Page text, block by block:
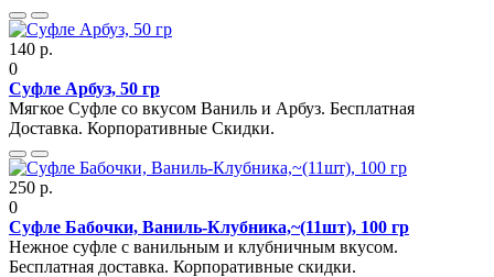
140 р.
0
Суфле Арбуз, 50 гр
Мягкое Суфле со вкусом Ваниль и Арбуз. Бесплатная
Доставка. Корпоративные Скидки.
250 р.
0
Суфле Бабочки, Ваниль-Клубника,~(11шт), 100 гр
Нежное суфле с ванильным и клубничным вкусом.
Бесплатная доставка. Корпоративные скидки.